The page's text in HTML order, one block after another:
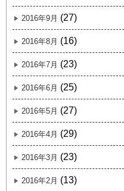
2016年9月 (27)
2016年8月 (16)
2016年7月 (23)
2016年6月 (25)
2016年5月 (27)
2016年4月 (29)
2016年3月 (23)
2016年2月 (13)